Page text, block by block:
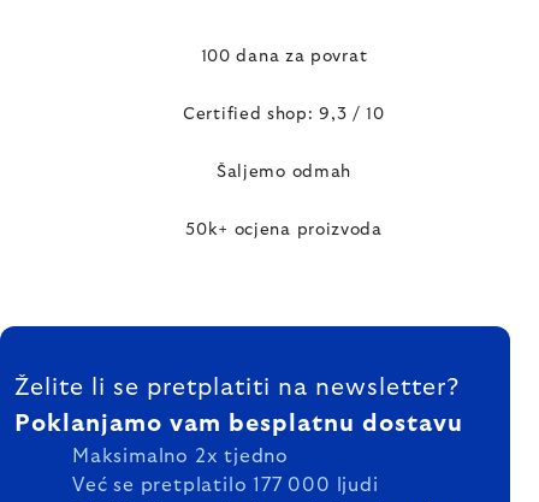
100 dana za povrat
Certified shop: 9,3 / 10
Šaljemo odmah
50k+ ocjena proizvoda
FOOTER
Želite li se pretplatiti na newsletter?
Poklanjamo vam besplatnu dostavu
Maksimalno 2x tjedno
Već se pretplatilo 177 000 ljudi